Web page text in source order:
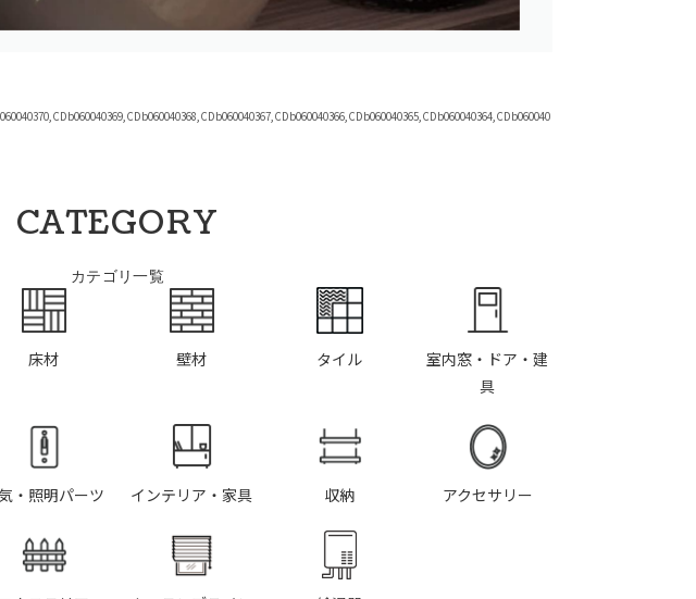
CATEGORY
カテゴリ一覧
床材 壁材 タイル
室内窓・ドア・建
具
・照明パーツ インテリア・家具 収納 アクセサリー